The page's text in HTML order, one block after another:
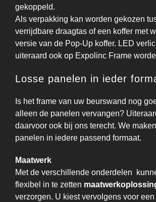
gekoppeld.
Als verpakking kan worden gekozen
verrijdbare draagtas of een koffer met
versie van de Pop-Up koffer. LED
uiteraard ook op Expolinc Frame
Losse panelen in ieder
Is het frame van uw beurswand nog
alleen de panelen vervangen?
daarvoor ook bij ons terecht. We
panelen in iedere passend formaat.
Maatwerk
Met de verschillende onderdelen
flexibel in te zetten
verzorgen. U kiest vervolgens voor